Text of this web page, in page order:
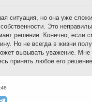
ситуация, но она уже
Это
решение. Конечно, если
Но не всегда в жизни
вызывать уважение. Мне
принять любое его